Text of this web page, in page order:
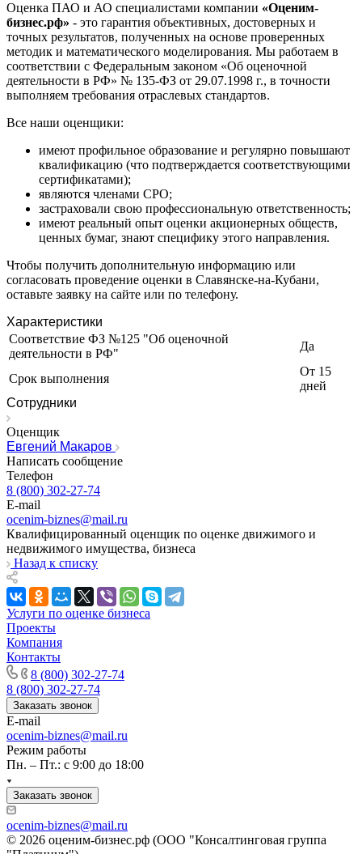
Оценка ПАО и АО специалистами компании «Оценим-
бизнес.рф» - это гарантия объективных, достоверных и
точных результатов, полученных на основе проверенных
методик и математического моделирования. Мы работаем в
соответствии с Федеральным законом «Об оценочной
деятельности в РФ» № 135-ФЗ от 29.07.1998 г., в точности
выполняем требования отраслевых стандартов.
Все наши оценщики:
имеют профильное образование и регулярно повышают
квалификацию (что подтверждается соответствующими
сертификатами);
являются членами СРО;
застраховали свою профессиональную ответственность;
имеют реальный опыт оценки акционерных обществ,
ценных бумаг, знают специфику этого направления.
Чтобы получить дополнительную информацию или
согласовать проведение оценки в Славянске-на-Кубани,
оставьте заявку на сайте или по телефону.
Характеристики
Соответствие ФЗ №125 "Об оценочной
деятельности в РФ"
Да
Срок выполнения
От 15
дней
Сотрудники
Оценщик
Евгений Макаров
Написать сообщение
Телефон
8 (800) 302-27-74
E-mail
ocenim-biznes@mail.ru
Квалифицированный оценщик по оценке движимого и
недвижимого имущества, бизнеса
Назад к списку
Услуги по оценке бизнеса
Проекты
Компания
Контакты
8 (800) 302-27-74
8 (800) 302-27-74
Заказать звонок
E-mail
ocenim-biznes@mail.ru
Режим работы
Пн. – Пт.: с 9:00 до 18:00
Заказать звонок
ocenim-biznes@mail.ru
© 2026 оценим-бизнес.рф (ООО "Консалтинговая группа
Звенигород
Зеленоград
Зеленодольск
Зея
Златоуст
Иваново
Ивантеевка
Изобильный
Ипатово
Ирбит
Иркутск
Искитим
Ишим
Казань
Калининград
Калуга
Камбарка
Каменка
Каменск-Уральский
Каменск-Шахтинский
Камень-на-Оби
Камышин
Камышлов
Канаш
Кандалакша
Канск
Карачев
Карпинск
Касли
Каспийск
Кашира
Кемерово
Керчь
Кизляр
Кимры
Кингисепп
Кинель
Кинешма
Киржач
Кириши
Киров
Кировск